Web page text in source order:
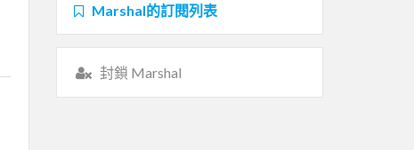
Marshal的訂閱列表
封鎖 Marshal